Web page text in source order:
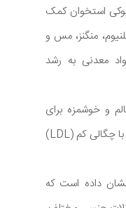
استخوان کمک
منگنز، مس و
معدنی به رشد
و خوشمزه برای
کاهش سطح کلسترول لیپوپروتئین با چگالی کم (LDL)
داده است که